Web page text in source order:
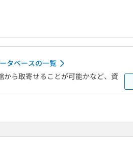
タベースの一覧
ら取寄せることが可能かなど、資